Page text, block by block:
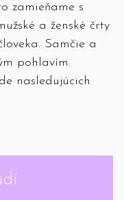
zamieňame s
a ženské črty
Samčie a
pohlavím.
nasledujúcich